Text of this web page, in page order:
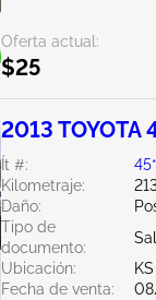
Oferta actual:
$25
2013 TOYOTA
Ít #:
Kilometraje:
Daño:
Tipo de
documento:
Ubicación:
Fecha de venta: